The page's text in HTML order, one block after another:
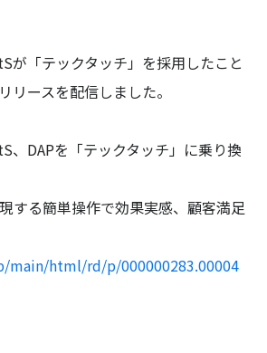
が「テックタッチ」を採用したこと
リースを配信しました。
、DAPを「テックタッチ」に乗り換
する簡単操作で効果実感、顧客満足
html/rd/p/000000283.00004